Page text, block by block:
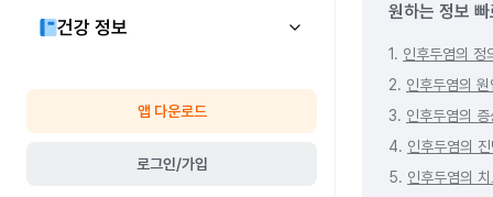
건강 정보
앱 다운로드
로그인/가입
원하는 정보
1. 인후두염의 정
2. 인후두염의 원
3. 인후두염의 증
4. 인후두염의
5. 인후두염의